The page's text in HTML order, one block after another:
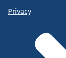
Privacy